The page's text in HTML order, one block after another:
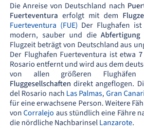
Die Anreise von Deutschland nach
Fuerteventura erfolgt mit dem
Fuerteventura (FUE) Der Flughafen
modern, sauber und dieAbfertigung
Flugzeit beträgt von Deutschland aus
Der Flughafen Fuerteventura ist etwa
Rosario entfernt und wird aus dem
von allen größeren Flughäfen
Fluggesellschaften direkt angeflogen.
del Rosario nach Las Palmas,Gran
für eine erwachsene Person. Weitere
vonCorralejo aus stündlich eine Fähre
die nördliche NachbarinselLanzarote.